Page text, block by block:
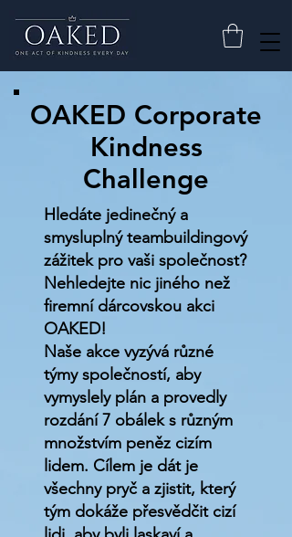
OAKED Corporate
Kindness
Challenge
Hledáte jedinečný a
smysluplný teambuildingový
zážitek pro vaši společnost?
Nehledejte nic jiného než
firemní dárcovskou akci
OAKED!
Naše akce vyzývá různé
týmy společností, aby
vymyslely plán a provedly
rozdání 7 obálek s různým
množstvím peněz cizím
lidem. Cílem je dát je
všechny pryč a zjistit, který
tým dokáže přesvědčit cizí